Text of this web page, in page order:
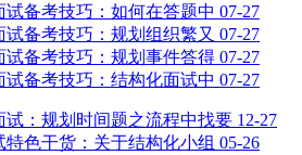
试备考技巧：如何在答题中 07-27
试备考技巧：规划组织繁又 07-27
试备考技巧：规划事件答得 07-27
试备考技巧：结构化面试中 07-27
试：规划时间题之流程中找要 12-27
特色干货：关于结构化小组 05-26